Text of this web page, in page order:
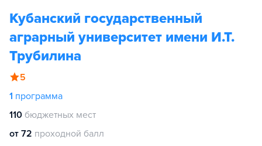
Кубанский государственный
аграрный университет имени И.Т.
Трубилина
5
1 программа
110 бюджетных мест
от 72 проходной балл